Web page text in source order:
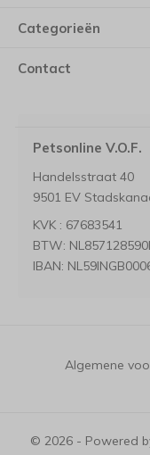
Categorieën
Contact
Petsonline V.O.F.
Handelsstraat 40
9501 EV
KVK : 67683541
BTW:
IBAN:
© 2026 - Powered
Algemene